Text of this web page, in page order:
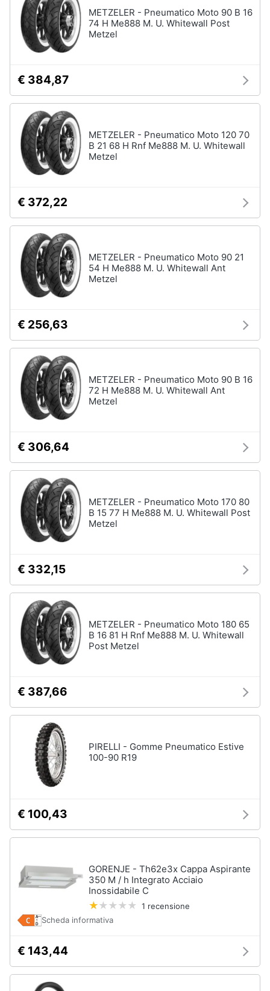
METZELER - Pneumatico Moto 90 B 16
74 H Me888 M. U. Whitewall Post
Metzel
€ 384,87
METZELER - Pneumatico Moto 120 70
B 21 68 H Rnf Me888 M. U. Whitewall
Metzel
€ 372,22
METZELER - Pneumatico Moto 90 21
54 H Me888 M. U. Whitewall Ant
Metzel
€ 256,63
METZELER - Pneumatico Moto 90 B 16
72 H Me888 M. U. Whitewall Ant
Metzel
€ 306,64
METZELER - Pneumatico Moto 170 80
B 15 77 H Me888 M. U. Whitewall Post
Metzel
€ 332,15
METZELER - Pneumatico Moto 180 65
B 16 81 H Rnf Me888 M. U. Whitewall
Post Metzel
€ 387,66
PIRELLI - Gomme Pneumatico Estive
100-90 R19
€ 100,43
GORENJE - Th62e3x Cappa Aspirante
350 M / h Integrato Acciaio
Inossidabile C
1 recensione
Scheda informativa
€ 143,44